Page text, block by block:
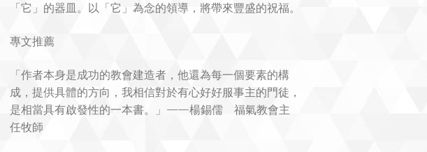
「它」的器皿。以「它」為念的領導，將帶來豐盛的祝福。
專文推薦
「作者本身是成功的教會建造者，他還為每一個要素的構
成，提供具體的方向，我相信對於有心好好服事主的門徒，
是相當具有啟發性的一本書。」——楊錫儒 福氣教會主
任牧師